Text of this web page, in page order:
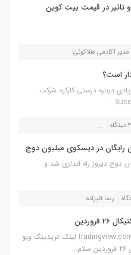
در قیمت بیت کوین
مدیر آکادمی هلاکوئی
است؟
درباره درستی کارکرد شرکت
۴ دیدگاه ...
در دیسکوی میلیون دوج
دوج دیروز راه اندازی شد و
رضا قلیزاده
tradingview.com/u/halakoei لینک تریدینگ ویو